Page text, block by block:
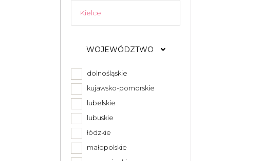
WOJEWÓDZTWO
dolnośląskie
kujawsko-pomorskie
lubelskie
lubuskie
łódzkie
małopolskie